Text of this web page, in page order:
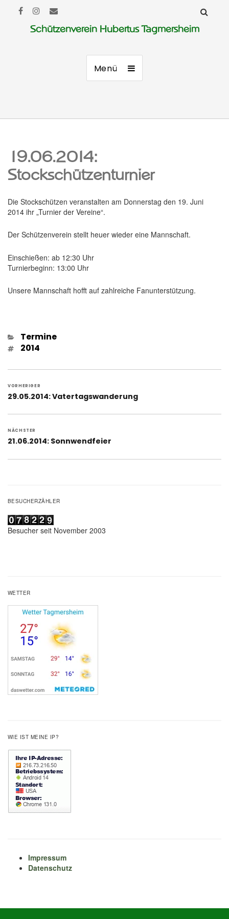
Schützenverein Hubertus Tagmersheim
Menü
19.06.2014:
Stockschützenturnier
Die Stockschützen veranstalten am Donnerstag den 19. Juni
2014 ihr „Turnier der Vereine“.
Der Schützenverein stellt heuer wieder eine Mannschaft.
Einschießen: ab 12:30 Uhr
Turnierbeginn: 13:00 Uhr
Unsere Mannschaft hofft auf zahlreiche Fanunterstützung.
Kategorien
Termine
Schlagwörter
2014
VORHERIGER
Vorheriger
29.05.2014: Vatertagswanderung
NÄCHSTER
Nächster
21.06.2014: Sonnwendfeier
BESUCHERZÄHLER
Besucher seit November 2003
WETTER
WIE IST MEINE IP?
Impressum
Datenschutz